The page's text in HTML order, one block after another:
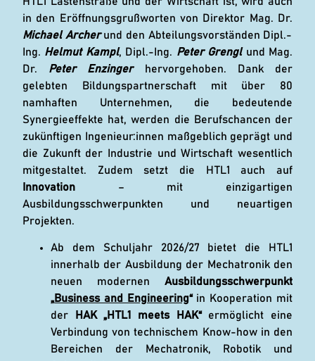
in den Eröffnungsgrußworten von Direktor Mag. Dr.
Michael Archerund den Abteilungsvorständen Dipl.-
Ing. Helmut Kampl, Dipl.-Ing. Peter Grenglund Mag.
Dr.
Peter Enzingerhervorgehoben. Dank der
gelebten Bildungspartnerschaft mit über 80
namhaften Unternehmen, die bedeutende
Synergieeffekte hat, werden die Berufschancen der
zukünftigen Ingenieur:innen maßgeblich geprägt und
die Zukunft der Industrie und Wirtschaft wesentlich
mitgestaltet. Zudem setzt die HTL1 auch auf
Innovation – mit einzigartigen
Ausbildungsschwerpunkten und neuartigen
Projekten.
Ab dem Schuljahr 2026/27 bietet die HTL1
innerhalb der Ausbildung der Mechatronik den
neuen modernen Ausbildungsschwerpunkt
„Business and Engineering“ in Kooperation mit
der
HAK „HTL1 meets HAK“ermöglicht eine
Verbindung von technischem Know-how in den
Bereichen der Mechatronik, Robotik und